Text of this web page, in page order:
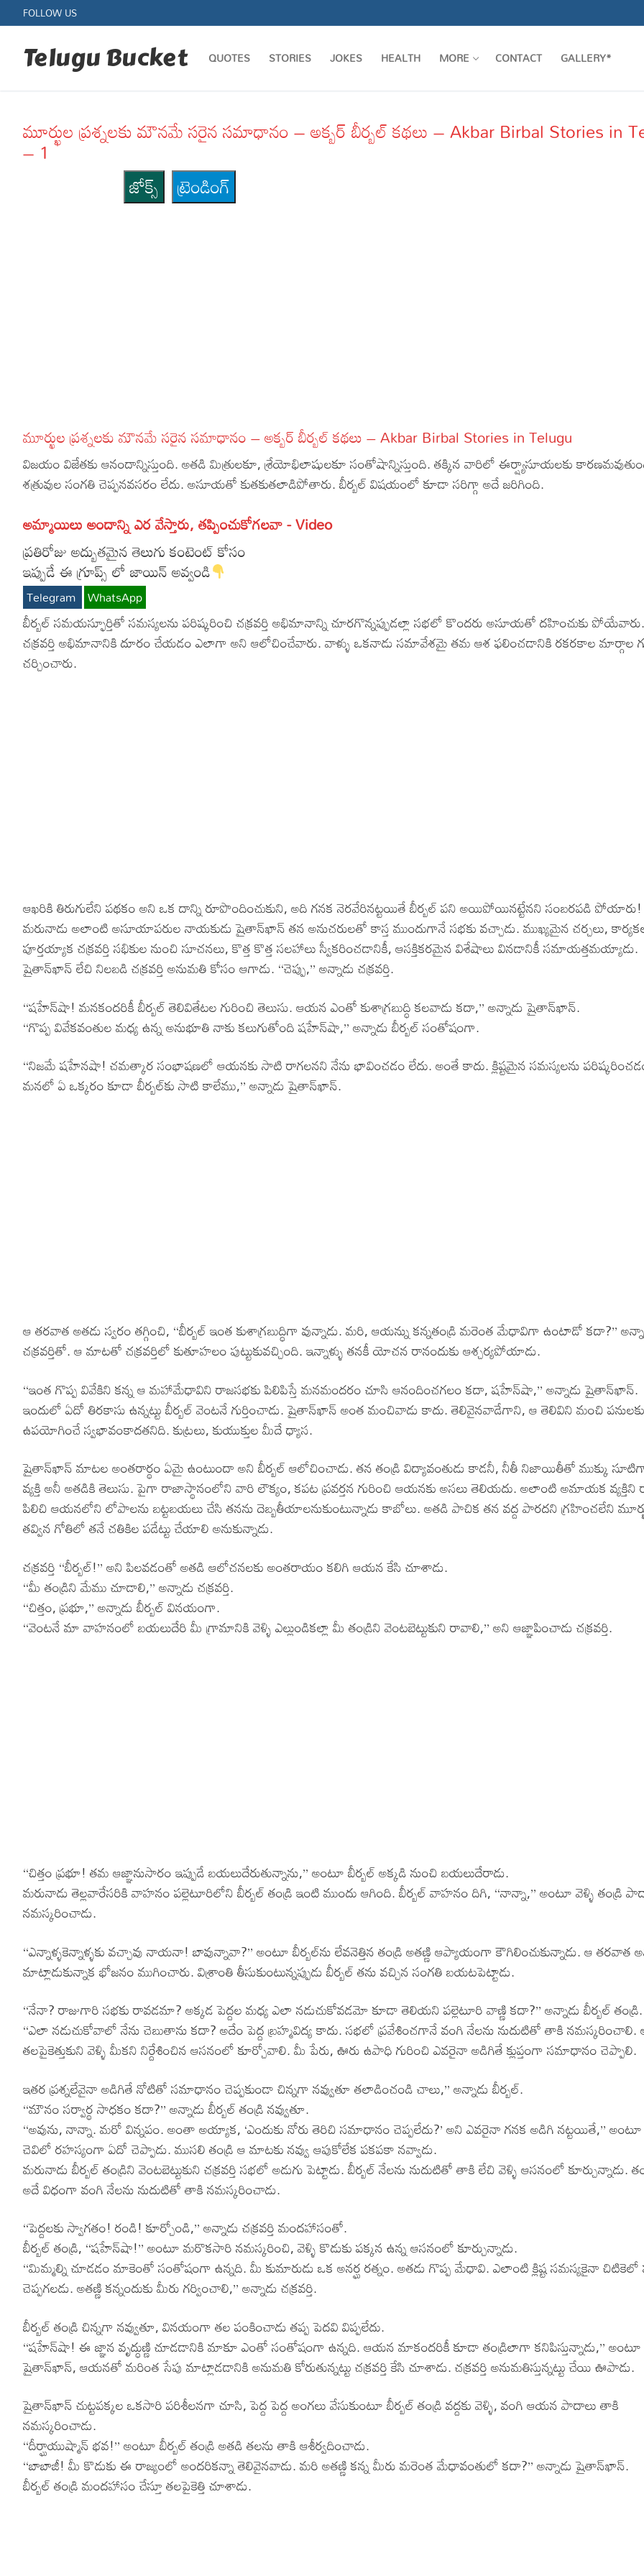
to
content
FOLLOW US
Telugu Bucket QUOTES STORIES JOKES HEALTH MORE CONTACT GALLERY*
Quotes
Lyrics
Reviews
Movie Reviews
Food
Articles
Christianity
Hindi
మూర్ఖుల ప్రశ్నలకు మౌనమే సరైన సమాధానం – అక్బర్ బీర్బల్ కథలు – Akbar Birbal Stories in
– 1
జోక్స్
ట్రెండింగ్
మూర్ఖుల ప్రశ్నలకు మౌనమే సరైన సమాధానం – అక్బర్ బీర్బల్ కథలు – Akbar Birbal Stories in Telugu
విజయం విజేతకు ఆనందాన్నిస్తుంది. అతడి మిత్రులకూ, శ్రేయోభిలాషులకూ సంతోషాన్నిస్తుంది. తక్కిన వారిలో ఈర్ష్యాసూయలకు
శత్రువుల సంగతి చెప్పనవసరం లేదు. అసూయతో కుతకుతలాడిపోతారు. బీర్బల్ విషయంలో కూడా సరిగ్గా అదే జరిగింది.
అమ్మాయిలు అందాన్ని ఎర వేస్తారు, తప్పించుకోగలవా - Video
ప్రతిరోజు అద్బుతమైన తెలుగు కంటెంట్ కోసం
ఇప్పుడే ఈ గ్రూప్స్ లో జాయిన్ అవ్వండి
Telegram WhatsApp
బీర్బల్ సమయస్ఫూర్తితో సమస్యలను పరిష్కరించి చక్రవర్తి అభిమానాన్ని చూరగొన్నప్పుడల్లా సభలో కొందరు అసూయతో దహించుకు
చక్రవర్తి అభిమానానికి దూరం చేయడం ఎలాగా అని ఆలోచించేవారు. వాళ్ళు ఒకనాడు సమావేశమై తమ ఆశ ఫలించడానికి రకరకాల మార్గాల
చర్చించారు.
ఆఖరికి తిరుగులేని పథకం అని ఒక దాన్ని రూపొందించుకుని, అది గనక నెరవేరినట్టయితే బీర్బల్ పని అయిపోయినట్టేనని సంబరపడి పోయారు!
మరునాడు అలాంటి అసూయాపరుల నాయకుడు షైతాన్‌ఖాన్ తన అనుచరులతో కాస్త ముందుగానే సభకు వచ్చాడు. ముఖ్యమైన చర్చలు,
పూర్తయ్యాక చక్రవర్తి సభికుల నుంచి సూచనలు, కొత్త కొత్త సలహాలు స్వీకరించడానికీ, ఆసక్తికరమైన విశేషాలు వినడానికీ సమాయత్తమయ్యాడు.
షైతాన్‌ఖాన్ లేచి నిలబడి చక్రవర్తి అనుమతి కోసం ఆగాడు. ‘‘చెప్పు,’’ అన్నాడు చక్రవర్తి.
‘‘షహేన్‌షా! మనకందరికీ బీర్బల్ తెలివితేటల గురించి తెలుసు. ఆయన ఎంతో కుశాగ్రబుద్ధి కలవాడు కదా,’’ అన్నాడు షైతాన్‌ఖాన్.
‘‘గొప్ప వివేకవంతుల మధ్య ఉన్న అనుభూతి నాకు కలుగుతోంది షహేన్‌షా,’’ అన్నాడు బీర్బల్ సంతోషంగా.
‘‘నిజమే షహేనషా! చమత్కార సంభాషణలో ఆయనకు సాటి రాగలనని నేను భావించడం లేదు. అంతే కాదు. క్లిష్టమైన సమస్యలను
మనలో ఏ ఒక్కరం కూడా బీర్బల్‌కు సాటి కాలేము,’’ అన్నాడు షైతాన్‌ఖాన్.
ఆ తరవాత అతడు స్వరం తగ్గించి, ‘‘బీర్బల్ ఇంత కుశాగ్రబుద్ధిగా వున్నాడు. మరి, ఆయన్ను కన్నతండ్రి మరెంత మేధావిగా ఉంటాడో కదా?’’
చక్రవర్తితో. ఆ మాటతో చక్రవర్తిలో కుతూహలం పుట్టుకువచ్చింది. ఇన్నాళ్ళు తనకీ యోచన రానందుకు ఆశ్చర్యపోయాడు.
‘‘ఇంత గొప్ప వివేకిని కన్న ఆ మహామేధావిని రాజసభకు పిలిపిస్తే మనమందరం చూసి ఆనందించగలం కదా, షహేన్‌షా,’’ అన్నాడు షైతాన్‌ఖాన్.
ఇందులో ఏదో తిరకాసు ఉన్నట్టు బీర్బల్ వెంటనే గుర్తించాడు. షైతాన్‌ఖాన్ అంత మంచివాడు కాదు. తెలివైనవాడేగాని, ఆ తెలివిని మంచి పనులకు
ఉపయోగించే స్వభావంకాదతనిది. కుట్రలు, కుయుక్తుల మీదే ధ్యాస.
షైతాన్‌ఖాన్ మాటల అంతరార్థం ఏమై ఉంటుందా అని బీర్బల్ ఆలోచించాడు. తన తండ్రి విద్యావంతుడు కాడనీ, నీతీ నిజాయితీతో ముక్కు సూటిగా
వ్యక్తి అనీ అతడికి తెలుసు. పైగా రాజాస్థానంలోని వారి లౌక్యం, కపట ప్రవర్తన గురించి ఆయనకు అసలు తెలియదు. అలాంటి అమాయక వ్యక్తిని
పిలిచి ఆయనలోని లోపాలను బట్టబయలు చేసి తనను దెబ్బతీయాలనుకుంటున్నాడు కాబోలు. అతడి పాచిక తన వద్ద పారదని గ్రహించలేని
తవ్విన గోతిలో తనే చతికిల పడేట్టు చేయాలి అనుకున్నాడు.
చక్రవర్తి ‘‘బీర్బల్!’’ అని పిలవడంతో అతడి ఆలోచనలకు అంతరాయం కలిగి ఆయన కేసి చూశాడు.
‘‘మీ తండ్రిని మేము చూడాలి,’’ అన్నాడు చక్రవర్తి.
‘‘చిత్తం, ప్రభూ,’’ అన్నాడు బీర్బల్ వినయంగా.
‘‘వెంటనే మా వాహనంలో బయలుదేరి మీ గ్రామానికి వెళ్ళి ఎల్లుండికల్లా మీ తండ్రిని వెంటబెట్టుకుని రావాలి,’’ అని ఆజ్ఞాపించాడు చక్రవర్తి.
‘‘చిత్తం ప్రభూ! తమ ఆజ్ఞానుసారం ఇప్పుడే బయలుదేరుతున్నాను,’’ అంటూ బీర్బల్ అక్కడి నుంచి బయలుదేరాడు.
మరునాడు తెల్లవారేసరికి వాహనం పల్లెటూరిలోని బీర్బల్ తండ్రి ఇంటి ముందు ఆగింది. బీర్బల్ వాహనం దిగి, ‘‘నాన్నా,’’ అంటూ వెళ్ళి తండ్రి
నమస్కరించాడు.
‘‘ఎన్నాళ్ళకెన్నాళ్ళకు వచ్చావు నాయనా! బావున్నావా?’’ అంటూ బీర్బల్‌ను లేవనెత్తిన తండ్రి అతణ్ణి ఆప్యాయంగా కౌగిలించుకున్నాడు. ఆ తరవాత
మాట్లాడుకున్నాక భోజనం ముగించారు. విశ్రాంతి తీసుకుంటున్నప్పుడు బీర్బల్ తను వచ్చిన సంగతి బయటపెట్టాడు.
‘‘నేనా? రాజుగారి సభకు రావడమా? అక్కడ పెద్దల మధ్య ఎలా నడుచుకోవడమో కూడా తెలియని పల్లెటూరి వాణ్ణి కదా?’’ అన్నాడు బీర్బల్ తండ్రి.
‘‘ఎలా నడుచుకోవాలో నేను చెబుతాను కదా? అదేం పెద్ద బ్రహ్మవిద్య కాదు. సభలో ప్రవేశించగానే వంగి నేలను నుదుటితో తాకి
తలపైకెత్తుకుని వెళ్ళి మీకని నిర్దేశించిన ఆసనంలో కూర్చోవాలి. మీ పేరు, ఊరు ఉపాధి గురించి ఎవరైనా అడిగితే క్లుప్తంగా సమాధానం చెప్పాలి.
ఇతర ప్రశ్నలేవైనా అడిగితే నోటితో సమాధానం చెప్పకుండా చిన్నగా నవ్వుతూ తలాడించండి చాలు,’’ అన్నాడు బీర్బల్.
‘‘మౌనం సర్వార్థ సాధకం కదా?’’ అన్నాడు బీర్బల్ తండ్రి నవ్వుతూ.
‘‘అవును, నాన్నా. మరో విన్నపం. అంతా అయ్యాక, ‘ఎందుకు నోరు తెరిచి సమాధానం చెప్పలేదు?’ అని ఎవరైనా గనక అడిగి నట్టయితే,’’ అంటూ
చెవిలో రహస్యంగా ఏదో చెప్పాడు. ముసలి తండ్రి ఆ మాటకు నవ్వు ఆపుకోలేక పకపకా నవ్వాడు.
మరునాడు బీర్బల్ తండ్రిని వెంటబెట్టుకుని చక్రవర్తి సభలో అడుగు పెట్టాడు. బీర్బల్ నేలను నుదుటితో తాకి లేచి వెళ్ళి ఆసనంలో కూర్చున్నాడు.
అదే విధంగా వంగి నేలను నుదుటితో తాకి నమస్కరించాడు.
‘‘పెద్దలకు స్వాగతం! రండి! కూర్చోండి,’’ అన్నాడు చక్రవర్తి మందహాసంతో.
బీర్బల్ తండ్రి, ‘‘షహేన్‌షా!’’ అంటూ మరొకసారి నమస్కరించి, వెళ్ళి కొడుకు పక్కన ఉన్న ఆసనంలో కూర్చున్నాడు.
‘‘మిమ్మల్ని చూడడం మాకెంతో సంతోషంగా ఉన్నది. మీ కుమారుడు ఒక అనర్ఘ రత్నం. అతడు గొప్ప మేధావి. ఎలాంటి క్లిష్ట సమస్యకైనా
చెప్పగలడు. అతణ్ణి కన్నందుకు మీరు గర్వించాలి,’’ అన్నాడు చక్రవర్తి.
బీర్బల్ తండ్రి చిన్నగా నవ్వుతూ, వినయంగా తల పంకించాడు తప్ప పెదవి విప్పలేదు.
‘‘షహేన్‌షా! ఈ జ్ఞాన వృద్ధుణ్ణి చూడడానికి మాకూ ఎంతో సంతోషంగా ఉన్నది. ఆయన మాకందరికీ కూడా తండ్రిలాగా కనిపిస్తున్నాడు,’’ అంటూ
షైతాన్‌ఖాన్, ఆయనతో మరింత సేపు మాట్లాడడానికి అనుమతి కోరుతున్నట్టు చక్రవర్తి కేసి చూశాడు. చక్రవర్తి అనుమతిస్తున్నట్టు చేయి ఊపాడు.
షైతాన్‌ఖాన్ చుట్టపక్కల ఒకసారి పరిశీలనగా చూసి, పెద్ద పెద్ద అంగలు వేసుకుంటూ బీర్బల్ తండ్రి వద్దకు వెళ్ళి, వంగి ఆయన పాదాలు తాకి
నమస్కరించాడు.
‘‘దీర్ఘాయుష్మాన్ భవ!’’ అంటూ బీర్బల్ తండ్రి అతడి తలను తాకి ఆశీర్వదించాడు.
‘‘బాబాజీ! మీ కొడుకు ఈ రాజ్యంలో అందరికన్నా తెలివైనవాడు. మరి అతణ్ణి కన్న మీరు మరెంత మేధావంతులో కదా?’’ అన్నాడు షైతాన్‌ఖాన్.
బీర్బల్ తండ్రి మందహాసం చేస్తూ తలపైకెత్తి చూశాడు.